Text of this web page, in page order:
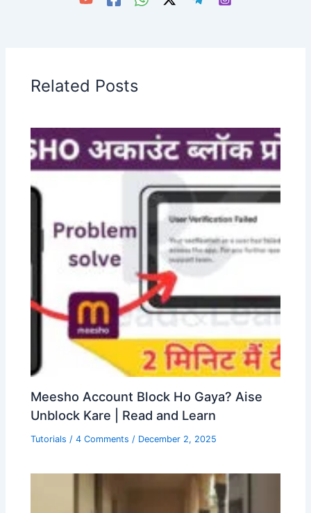
Related Posts
Meesho Account Block Ho Gaya? Aise
Unblock Kare | Read and Learn
Tutorials /4 Comments / December 2, 2025